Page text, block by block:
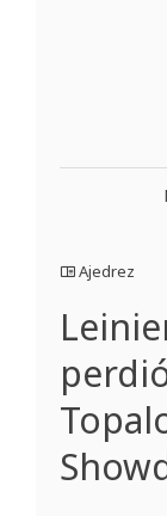
Ajedrez